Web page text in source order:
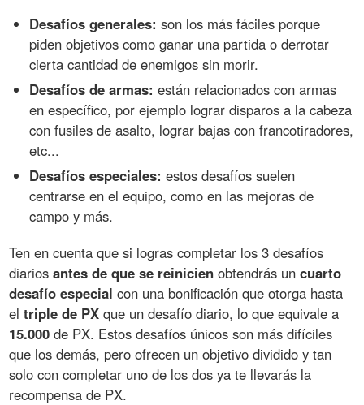
Desafíos generales: son los más fáciles porque
piden objetivos como ganar una partida o derrotar
cierta cantidad de enemigos sin morir.
Desafíos de armas: están relacionados con armas
en específico, por ejemplo lograr disparos a la cabeza
con fusiles de asalto, lograr bajas con francotiradores,
etc...
Desafíos especiales: estos desafíos suelen
centrarse en el equipo, como en las mejoras de
campo y más.
Ten en cuenta que si logras completar los 3 desafíos
diariosantes de que se reinicien obtendrás uncuarto
desafío especial con una bonificación que otorga hasta
eltriple de PX que un desafío diario, lo que equivale a
15.000 de PX. Estos desafíos únicos son más difíciles
que los demás, pero ofrecen un objetivo dividido y tan
solo con completar uno de los dos ya te llevarás la
recompensa de PX.